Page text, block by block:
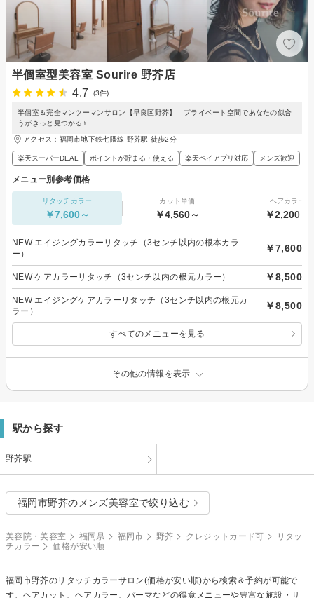
半個室型美容室 Sourire 野芥店
4.7
(3件)
半個室＆完全マンツーマンサロン【早良区野芥】 プライベート空間であなたの似合
うがきっと見つかる♪
アクセス：福岡市地下鉄七隈線 野芥駅 徒歩2分
楽天スーパーDEAL ポイントが貯まる・使える 楽天ペイアプリ対応 メンズ歓迎
メニュー別参考価格
リタッチカラー
￥7,600～
カット単価
￥4,560～
ヘアカラー
￥2,200～
NEW エイジングカラーリタッチ（3センチ以内の根本カラ
ー）
￥7,600
NEW ケアカラーリタッチ（3センチ以内の根元カラー） ￥8,500
NEW エイジングケアカラーリタッチ（3センチ以内の根元カ
ラー）
￥8,500
すべてのメニューを見る
その他の情報を表示
駅から探す
野芥駅
福岡市野芥のメンズ美容室で絞り込む
美容院・美容室 福岡県 福岡市 野芥 クレジットカード可
リタッ
チカラー
価格が安い順
福岡市野芥のリタッチカラーサロン(価格が安い順)から検索＆予約が可能で
す。ヘアカット、ヘアカラー、パーマなどの得意メニューや豊富な施設・サ